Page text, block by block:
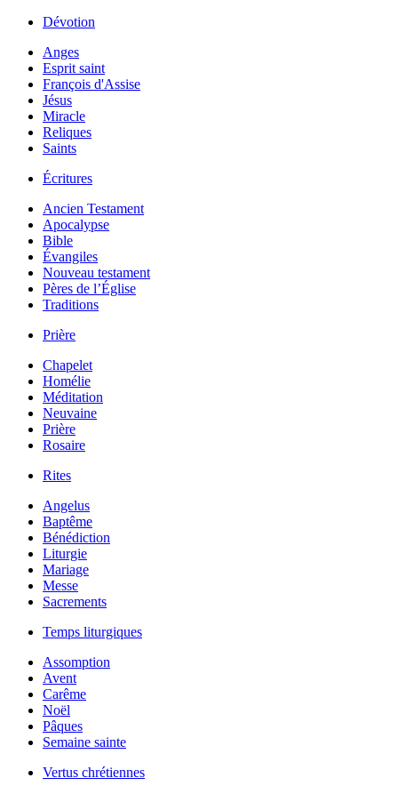
Dévotion
Anges
Esprit saint
François d'Assise
Jésus
Miracle
Reliques
Saints
Écritures
Ancien Testament
Apocalypse
Bible
Évangiles
Nouveau testament
Pères de l’Église
Traditions
Prière
Chapelet
Homélie
Méditation
Neuvaine
Prière
Rosaire
Rites
Angelus
Baptême
Bénédiction
Liturgie
Mariage
Messe
Sacrements
Temps liturgiques
Assomption
Avent
Carême
Noël
Pâques
Semaine sainte
Vertus chrétiennes